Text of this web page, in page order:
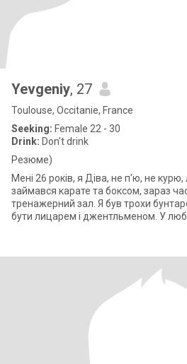
Yevgeniy, 27
Toulouse, Occitanie, France
Seeking: Female 22 - 30
Drink: Don't drink
Резюме)
Мені 26 років, я Діва, не п'ю, не
займався карате та боксом, зараз
тренажерний зал. Я був трохи
бути лицарем і джентльменом. У